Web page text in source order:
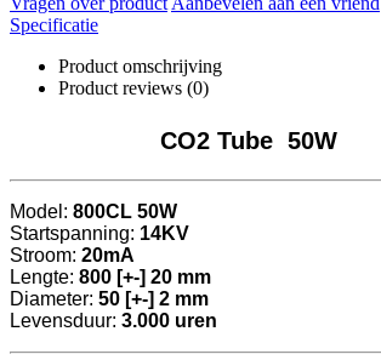
Specificatie
Product omschrijving
Product reviews (0)
CO2 Tube 50W
Model: 800CL 50W
Startspanning: 14KV
Stroom: 20mA
Lengte: 800 [+-] 20 mm
Diameter: 50 [+-] 2 mm
Levensduur: 3.000 uren